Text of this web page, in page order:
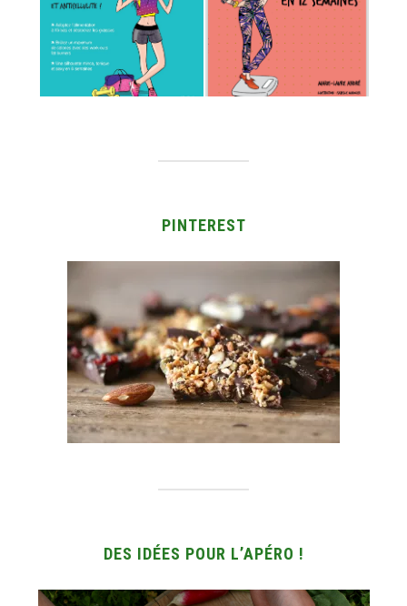
PINTEREST
DES IDÉES POUR L’APÉRO !